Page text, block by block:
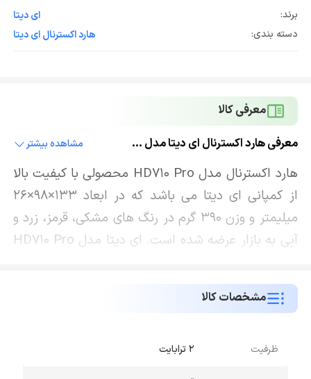
برند:
ای دیتا
دسته بندی:
هارد اکسترنال ای دیتا
معرفی کالا
معرفی هارد اکسترنال ای دیتا مدل HD710 Pro ظرفيت 2 ترابايت
مشاهده بیشتر
هارد اکسترنال مدل HD710 Pro محصولی با کیفیت بالا
از کمپانی ای دیتا می باشد که در ابعاد 133×98×26
میلیمتر و وزن 390 گرم در رنگ های مشکی، قرمز، زرد و
آبی به بازار عرضه شده است. ای دیتا مدل HD710 Pro
جذب کننده ضربه و یک پوسته پلاستیکی سخت است
نگه می دارد. این هارد دیسک زیبا دارای استاندارد
IP68 می باشد؛ به این معنی که می تواند در برابر
مشخصات کالا
ظرفیت 2 ترابایت